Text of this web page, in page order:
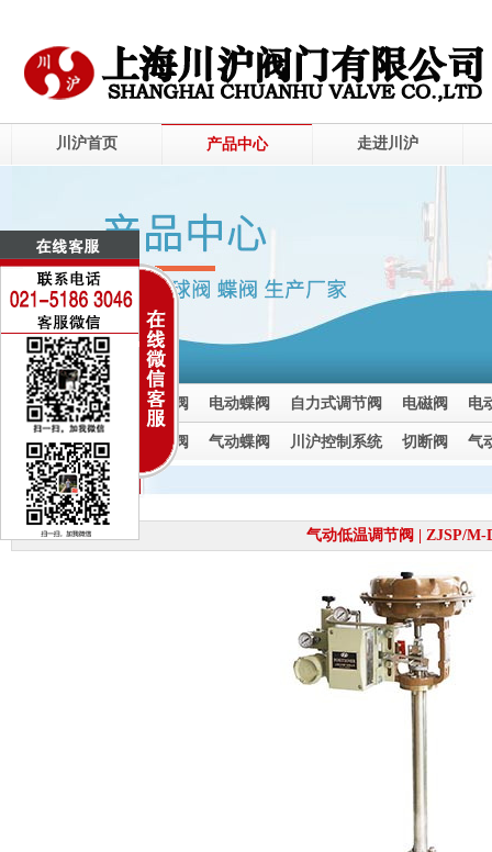
川沪首页 产品中心 走进川沪
电动调节阀 电动球阀 电动蝶阀 自力式调节阀 电磁阀 电
电动截止阀
气动调节阀 气动球阀 气动蝶阀 川沪控制系统 切断阀 气
气动截止阀
气动调节阀
气动低温调节阀 | ZJSP/M-